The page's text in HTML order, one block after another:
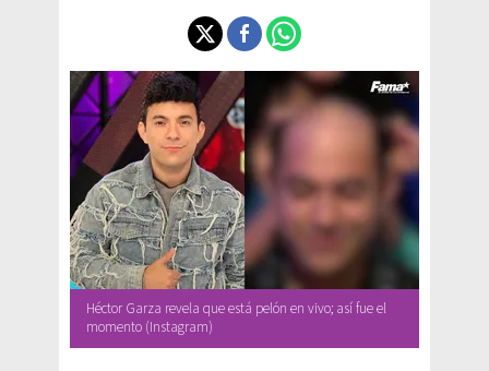
Héctor Garza revela que está pelón en vivo; así fue el
momento (Instagram)